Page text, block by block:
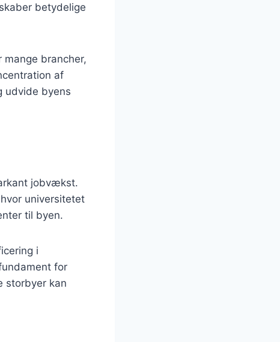
betydelige
mange brancher,
af
udvide byens
jobvækst.
universitetet
til byen.
i
for
storbyer kan